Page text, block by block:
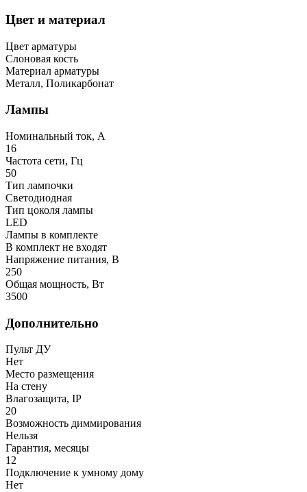
Цвет и материал
Цвет арматуры
Слоновая кость
Материал арматуры
Металл, Поликарбонат
Лампы
Номинальный ток, А
16
Частота сети, Гц
50
Тип лампочки
Светодиодная
Тип цоколя лампы
LED
Лампы в комплекте
В комплект не входят
Напряжение питания, В
250
Общая мощность, Вт
3500
Дополнительно
Пульт ДУ
Нет
Место размещения
На стену
Влагозащита, IP
20
Возможность диммирования
Нельзя
Гарантия, месяцы
12
Подключение к умному дому
Нет